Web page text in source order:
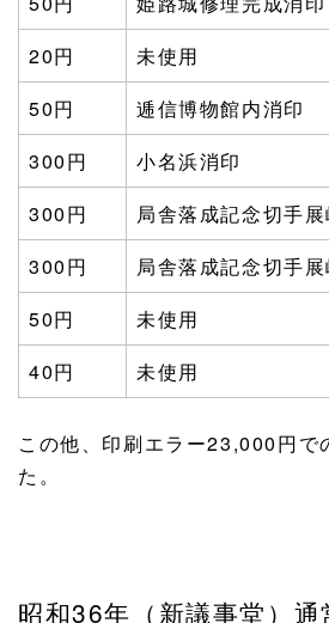
20円
未使用
50円
逓信博物館内消印
300円
小名浜消印
300円
局舎落成記念切手
300円
局舎落成記念切手
50円
未使用
40円
未使用
この他、印刷エラー23,000円で
た。
昭和36年（新議事堂）